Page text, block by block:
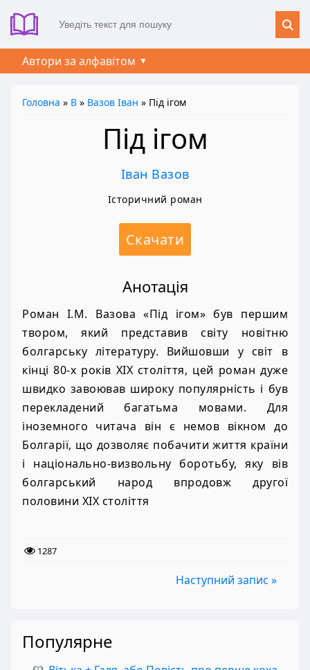
Автори за алфавітом
Головна » В » Вазов Іван » Під ігом
Під ігом
Іван Вазов
Історичний роман
Скачати
Анотація
Роман І.М. Вазова «Під ігом» був першим
твором, який представив світу новітню
болгарську літературу. Вийшовши у світ в
кінці 80-х років XIX століття, цей роман дуже
швидко завоював широку популярність і був
перекладений багатьма мовами. Для
іноземного читача він є немов вікном до
Болгарії, що дозволяє побачити життя країни
і національно-визвольну боротьбу, яку вів
болгарський народ впродовж другої
половини XIX століття
1287
Наступний запис »
Популярне